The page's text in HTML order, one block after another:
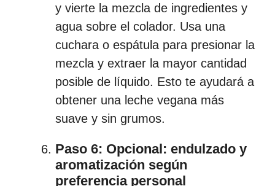
y vierte la mezcla de ingredientes y
agua sobre el colador. Usa una
cuchara o espátula para presionar la
mezcla y extraer la mayor cantidad
posible de líquido. Esto te ayudará a
obtener una leche vegana más
suave y sin grumos.
Paso 6: Opcional: endulzado y
aromatización según
preferencia personal